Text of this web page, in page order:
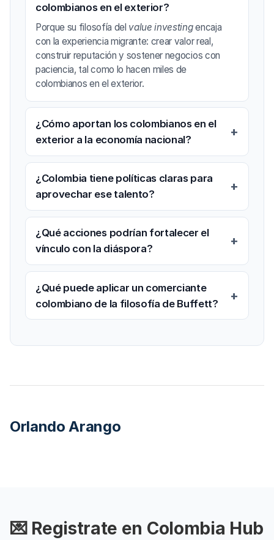
colombianos en el exterior?
Porque su filosofía del value investingencaja
con la experiencia migrante: crear valor real,
construir reputación y sostener negocios con
paciencia, tal como lo hacen miles de
colombianos en el exterior.
¿Cómo aportan los colombianos en el
exterior a la economía nacional?
¿Colombia tiene políticas claras para
aprovechar ese talento?
¿Qué acciones podrían fortalecer el
vínculo con la diáspora?
¿Qué puede aplicar un comerciante
colombiano de la filosofía de Buffett?
Orlando Arango
💌 Registrate en Colombia Hub